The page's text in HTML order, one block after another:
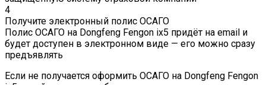
4
Получите электронный полис ОСАГО
Полис ОСАГО на Dongfeng Fengon ix5 придёт на email и
будет доступен в электронном виде — его можно сразу
предъявлять
Если не получается оформить ОСАГО на Dongfeng Fengon